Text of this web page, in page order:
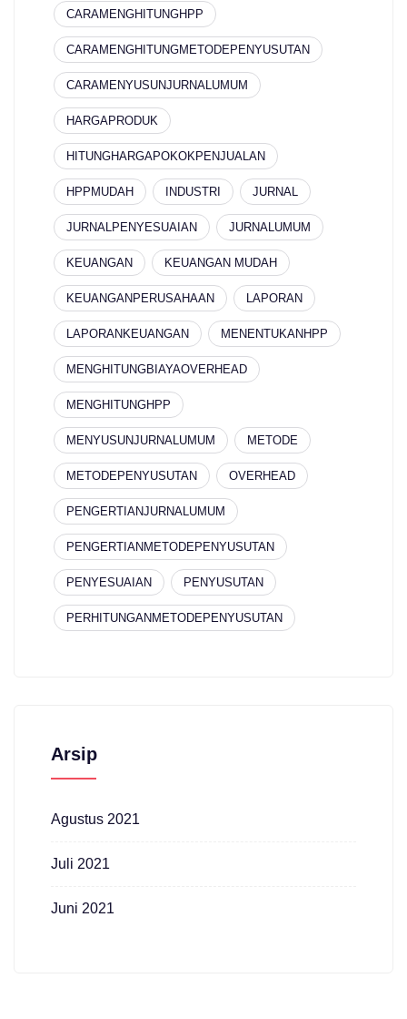
CARAMENGHITUNGHPP
CARAMENGHITUNGMETODEPENYUSUTAN
CARAMENYUSUNJURNALUMUM
HARGAPRODUK
HITUNGHARGAPOKOKPENJUALAN
HPPMUDAH INDUSTRI JURNAL
JURNALPENYESUAIAN JURNALUMUM
KEUANGAN KEUANGAN MUDAH
KEUANGANPERUSAHAAN LAPORAN
LAPORANKEUANGAN MENENTUKANHPP
MENGHITUNGBIAYAOVERHEAD
MENGHITUNGHPP
MENYUSUNJURNALUMUM METODE
METODEPENYUSUTAN OVERHEAD
PENGERTIANJURNALUMUM
PENGERTIANMETODEPENYUSUTAN
PENYESUAIAN PENYUSUTAN
PERHITUNGANMETODEPENYUSUTAN
Arsip
Agustus 2021
Juli 2021
Juni 2021